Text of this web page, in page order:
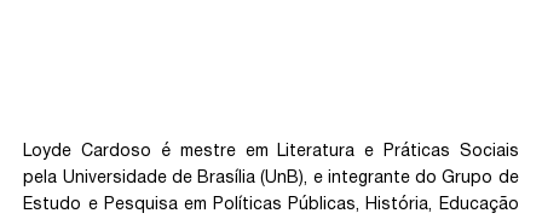
Loyde Cardoso é mestre em Literatura e Práticas Sociais
pela Universidade de Brasília (UnB), e integrante do Grupo de
Estudo e Pesquisa em Políticas Públicas, História, Educação